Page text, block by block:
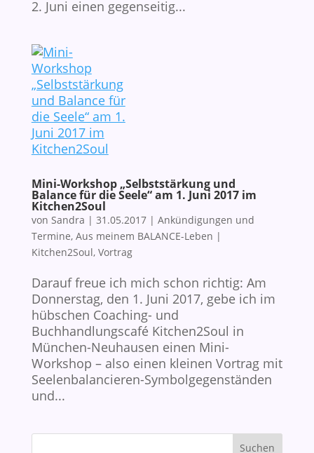
2. Juni einen gegenseitig...
Mini-Workshop „Selbststärkung und
Balance für die Seele“ am 1. Juni 2017 im
Kitchen2Soul
von Sandra | 31.05.2017| Ankündigungen und
Termine, Aus meinem BALANCE-Leben |
Kitchen2Soul, Vortrag
Darauf freue ich mich schon richtig: Am
Donnerstag, den 1. Juni 2017, gebe ich im
hübschen Coaching- und
Buchhandlungscafé Kitchen2Soul in
München-Neuhausen einen Mini-
Workshop – also einen kleinen Vortrag mit
Seelenbalancieren-Symbolgegenständen
und...